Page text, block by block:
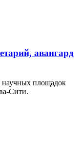
авангард
научных площадок
Сити.